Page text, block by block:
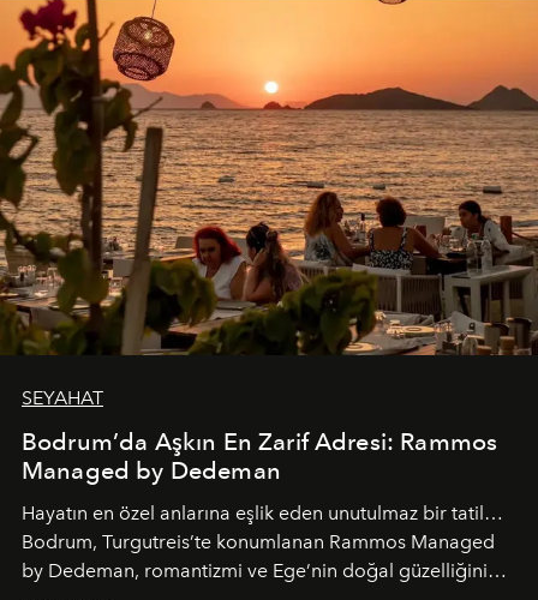
SEYAHAT
Bodrum’da Aşkın En Zarif Adresi: Rammos
Managed by Dedeman
Hayatın en özel anlarına eşlik eden unutulmaz bir tatil…
Bodrum, Turgutreis’te konumlanan Rammos Managed
by Dedeman, romantizmi ve Ege’nin doğal güzelliğini